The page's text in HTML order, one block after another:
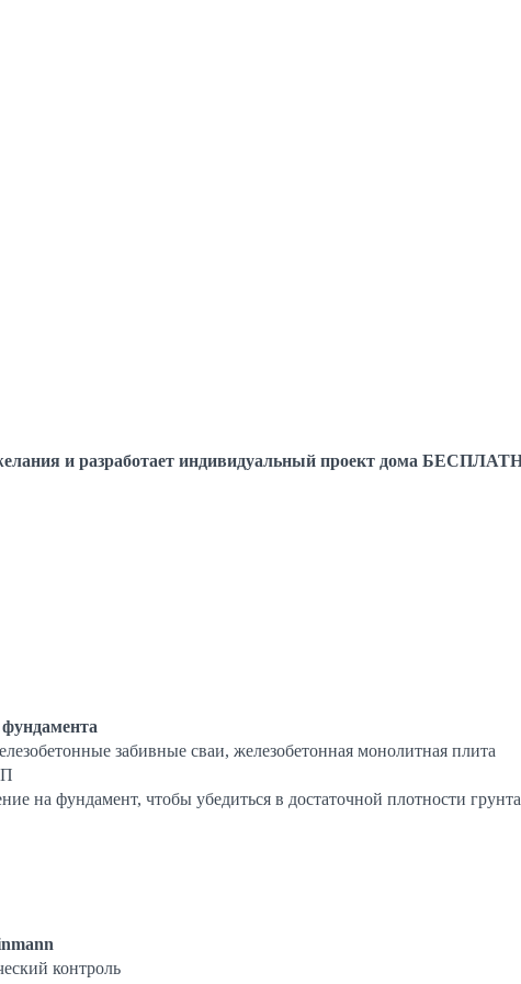
и разработает индивидуальный проект дома
забивные сваи, железобетонная монолитная плита
на фундамент, чтобы убедиться в достаточной плотности грунта
контроль